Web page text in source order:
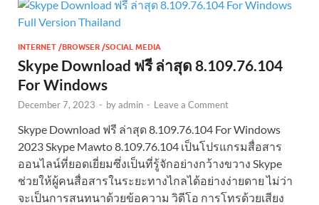
INTERNET /BROWSER /SOCIAL MEDIA
Skype Download ฟรี ล่าสุด 8.109.76.104
For Windows
December 7, 2023 - byadmin - Leave a Comment
Skype Download ฟรี ล่าสุด 8.109.76.104 For Windows
2023 Skype Mawto 8.109.76.104 เป็นโปรแกรมสื่อสาร
ออนไลน์ที่ยอดเยี่ยมซึ่งเป็นที่รู้จักอย่างกว้างขวาง Skype
ช่วยให้ผู้คนสื่อสารในระยะทางไกลได้อย่างง่ายดาย ไม่ว่า
จะเป็นการสนทนาด้วยข้อความ วิดีโอ การโทรด้วยเสียง